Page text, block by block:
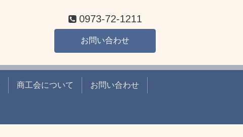
0973-72-1211
お問い合わせ
商工会について お問い合わせ